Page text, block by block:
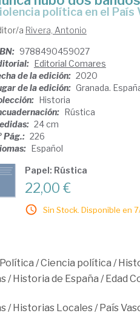
política en el País
a Rivera, Antonio
9788490459027
Editorial Comares
de la edición: 2020
de la edición: Granada.
Historia
Rústica
24 cm
Pág.: 226
Español
Papel: Rústica
22,00 €
Sin Stock. Disponible en
/Ciencia política /
/Historia de España /Edad
/Historias Locales/País